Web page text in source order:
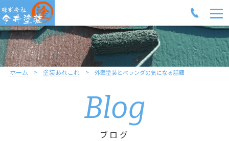
ホーム 塗装あれこれ 外壁塗装とベランダの気になる話題
Blog
ブログ